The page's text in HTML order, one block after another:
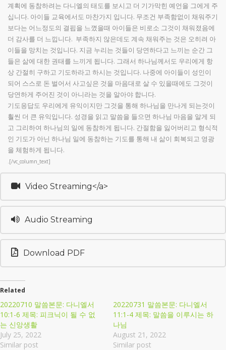
계획에 동참하려는 다니엘의 태도를 보시고 더 기가막힌 예언을 그에게 주
십니다. 아이들 교육에서도 마찬가지 입니다. 무조건 부족함없이 채워주기
보다는 어느정도의 결핍을 느꼈을때 아이들은 비로소 그것이 채워졌음에
더 감사를 더 느낍니다. 부족하지 않은데도 계속 채워주는 것은 오히려 아
이들을 망치는 것입니다. 지금 누리는 것들이 당연하다고 느끼는 순간 그
들은 삶에 대한 권태를 느끼게 됩니다. 그래서 하나님께서도 우리에게 항
상 간절히 구하고 기도하라고 하시는 것입니다. 나중에 아이들이 성인이
되어 스스로 돈 벌어서 사고싶은 것을 마음대로 살 수 있을때에도 그것이
당연하게 주어진 것이 아니라는 것을 알아야 합니다.
기도응답도 우리에게 유익이지만 그것을 통해 하나님을 만나게 되는것이
훨씬 더 큰 유익입니다. 성경을 읽고 말씀을 들으면 하나님 마음을 알게 되
고 그리하여 하나님의 일에 동참하게 됩니다. 간절함을 잃어버리고 형식적
인 기도가 아닌 하나님 일에 동참하는 기도를 통해 내 삶이 회복되고 영광
을 체험하게 됩니다.
.[/vc_column_text]
Video Streaming</a>
Audio Streaming
Download PDF
Related
20220710 말씀본문: 다니엘서
10:1-6 제목: 피크닉이 될 수 없
는 신앙생활
July 25, 2022
Similar post
20220731 말씀본문: 다니엘서
11:1-4 제목: 말씀을 이루시는 하
나님
August 21, 2022
Similar post